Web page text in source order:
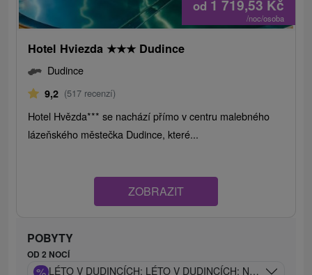
od 1 719,53 Kč
/noc/osoba
Hotel Hviezda ★★★ Dudince
Dudince
9,2 (517 recenzí)
Hotel Hvězda*** se nachází přímo v centru malebného
lázeňského městečka Dudince, které...
ZOBRAZIT
POBYTY
OD 2 NOCÍ
% LÉTO V DUDINCÍCH: LÉTO V DUDINCÍCH: NEOMEZENÝ